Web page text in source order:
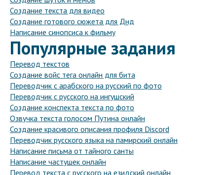
Создание текста для видео
Создание готового сюжета для Днд
Написание синопсиса к фильму
Популярные задания
Перевод текстов
Создание войс тега онлайн для бита
Переводчик с арабского на русский по фото
Переводчик с русского на ингушский
Создание конспекта текста по фото
Озвучка текста голосом Путина онлайн
Создание красивого описания профиля Discord
Переводчик русского языка на памирский онлайн
Написание письма от тайного санты
Написание частушек онлайн
Перевод текста с русского на езидский онлайн